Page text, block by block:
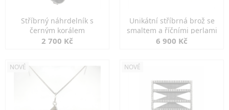
Stříbrný náhrdelník s
černým korálem
2 700 Kč
Unikátní stříbrná brož se
smaltem a říčními perlami
6 900 Kč
NOVÉ NOVÉ